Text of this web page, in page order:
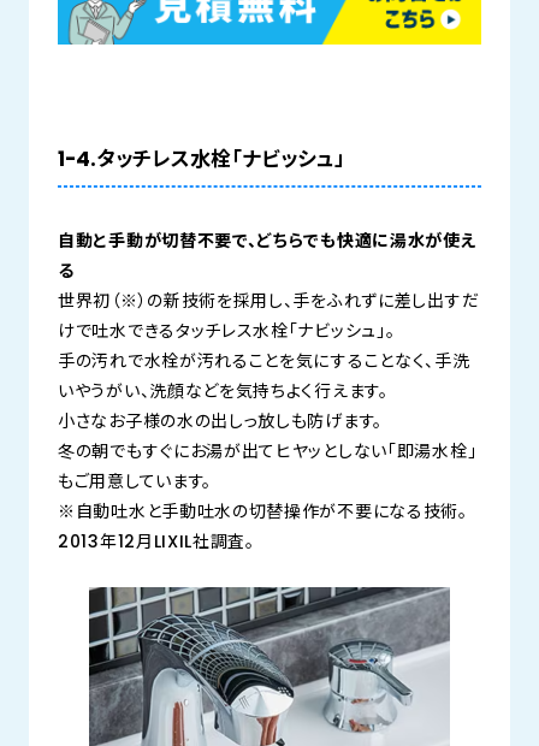
1-4.タッチレス水栓「ナビッシュ」
自動と手動が切替不要で、どちらでも快適に湯水が使え
る
世界初（※）の新技術を採用し、手をふれずに差し出すだ
けで吐水できるタッチレス水栓「ナビッシュ」。
手の汚れで水栓が汚れることを気にすることなく、手洗
いやうがい、洗顔などを気持ちよく行えます。
小さなお子様の水の出しっ放しも防げます。
冬の朝でもすぐにお湯が出てヒヤッとしない「即湯水栓」
もご用意しています。
※自動吐水と手動吐水の切替操作が不要になる技術。
2013年12月LIXIL社調査。